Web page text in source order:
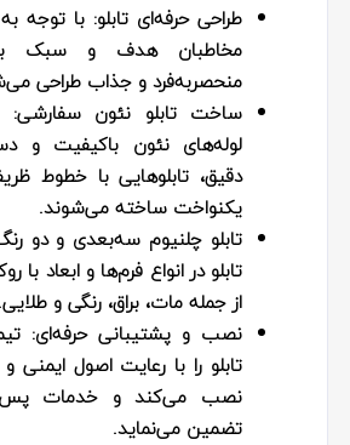
طراحی حرفه‌ای تابلو: با توجه
مخاطبان هدف و سبک
منحصربه‌فرد و جذاب طراحی
ساخت تابلو نئون سفارشی:
لوله‌های نئون باکیفیت و
دقیق، تابلوهایی با خطوط
یکنواخت ساخته می‌شوند.
تابلو چلنیوم سه‌بعدی و دو
تابلو در انواع فرم‌ها و ابعاد
از جمله مات، براق، رنگی و طلایی.
نصب و پشتیبانی حرفه‌ای:
تابلو را با رعایت اصول ایمنی
نصب می‌کند و خدمات پس
تضمین می‌نماید.